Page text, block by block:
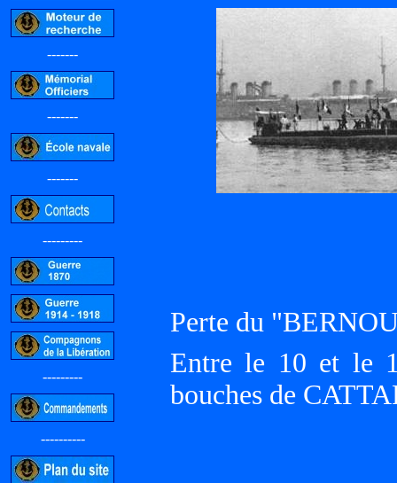
-------
-------
-------
---------
---------
----------
Perte du
Entre le 10 et le
bouches de